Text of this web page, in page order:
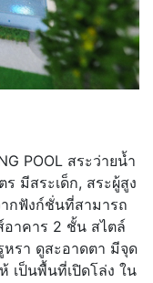
POOL สระว่ายน้ำ
มีสระเด็ก, สระผู้สูง
กฟังก์ชั่นที่สามารถ
อาคาร 2 ชั้น สไตล์
รา ดูสะอาดตา มีจุด
เป็นพื้นที่เปิดโล่ง ใน